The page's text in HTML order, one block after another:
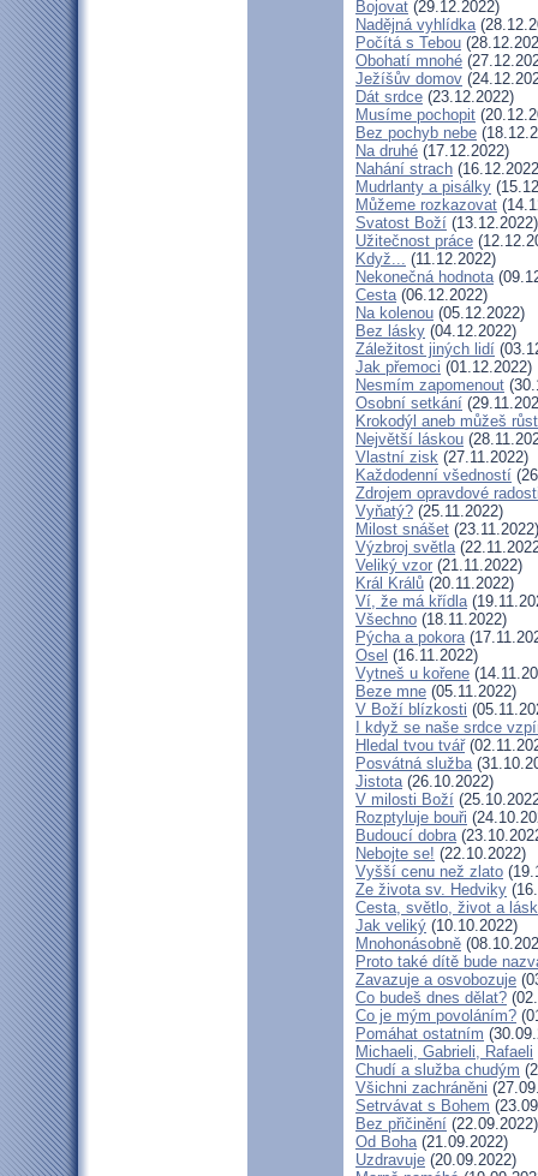
Bojovat (29.12.2022)
Nadějná vyhlídka
Počítá s Tebou
Obohatí mnohé
Ježíšův domov
Dát srdce (23.12.2022)
Musíme pochopit
Bez pochyb nebe
Na druhé (17.12.2022)
Nahání strach
Mudrlanty a pisálky
Můžeme rozkazovat
Svatost Boží (13.12.2022)
Užitečnost práce
Když... (11.12.2022)
Nekonečná hodnota
Cesta(06.12.2022)
Na kolenou (05.12.2022)
Bez lásky (04.12.2022)
Záležitost jiných lidí
Jak přemoci (01.12.2022)
Nesmím zapomenout
Osobní setkání
Krokodýl aneb můžeš
Největší láskou
Vlastní zisk (27.11.2022)
Každodenní všedností
Zdrojem opravdové
Vyňatý? (25.11.2022)
Milost snášet (23.11.2022)
Výzbroj světla
Veliký vzor (21.11.2022)
Král Králů (20.11.2022)
Ví, že má křídla
Všechno (18.11.2022)
Pýcha a pokora
Osel (16.11.2022)
Vytneš u kořene
Beze mne (05.11.2022)
V Boží blízkosti
I když se naše srdce
Hledal tvou tvář
Posvátná služba
Jistota(26.10.2022)
V milosti Boží
Rozptyluje bouři
Budoucí dobra
Nebojte se! (22.10.2022)
Vyšší cenu než zlato
Ze života sv. Hedviky
Cesta, světlo, život a
Jak veliký (10.10.2022)
Mnohonásobně
Proto také dítě bude
Zavazuje a osvobozuje
Co budeš dnes dělat?
Co je mým povoláním?
Pomáhat ostatním
Michaeli, Gabrieli, Rafaeli
Chudí a služba chudým
Všichni zachráněni
Setrvávat s Bohem
Bez přičinění (22.09.2022)
Od Boha(21.09.2022)
Uzdravuje (20.09.2022)